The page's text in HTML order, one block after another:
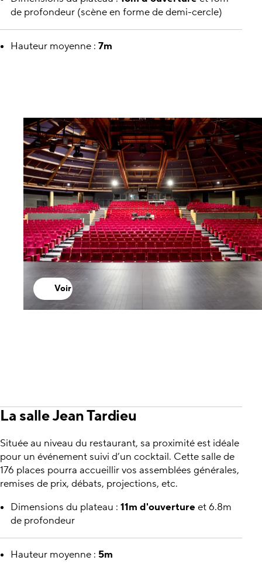
de profondeur (scène en forme de demi-cercle)
Hauteur moyenne : 7m
Voir
La salle Jean Tardieu
Située au niveau du restaurant, sa proximité est idéale
pour un événement suivi d’un cocktail. Cette salle de
176 places pourra accueillir vos assemblées générales,
remises de prix, débats, projections, etc.
Dimensions du plateau : 11m d'ouverture et 6.8m
de profondeur
Hauteur moyenne : 5m